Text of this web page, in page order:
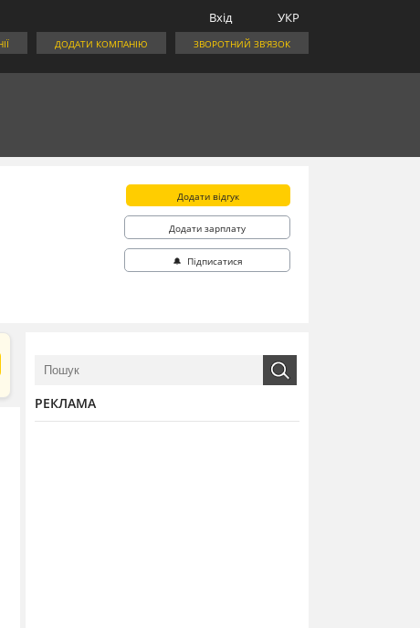
УКР
Вхід
ЗВОРОТНИЙ ЗВ'ЯЗОК
ДОДАТИ КОМПАНІЮ
Додати відгук
Додати зарплату
🔔 Підписатися
РЕКЛАМА